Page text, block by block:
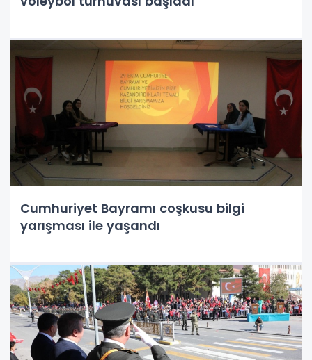
Cumhuriyet Bayramı coşkusu bilgi
yarışması ile yaşandı